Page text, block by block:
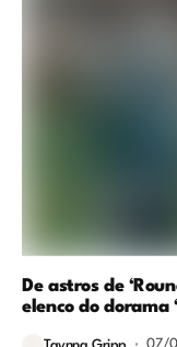
De astros de
elenco do dorama
07/